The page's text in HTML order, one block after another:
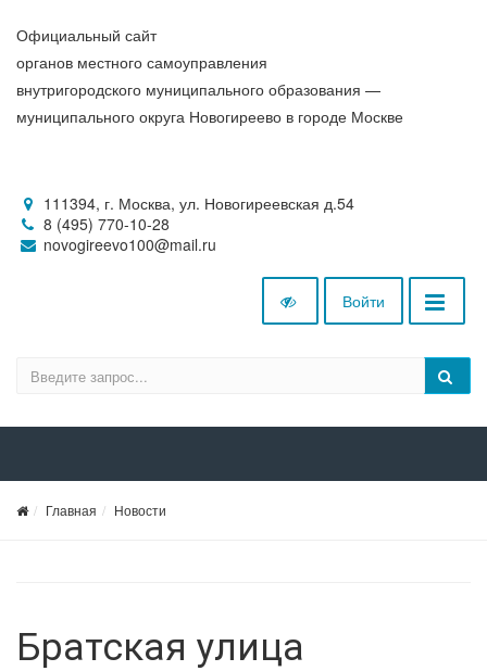
Официальный сайт
органов местного самоуправления
внутригородского муниципального образования —
муниципального округа Новогиреево в городе Москве
111394, г. Москва, ул. Новогиреевская д.54
8 (495) 770-10-28
novogireevo100@mail.ru
Войти
Главная Новости
Братская улица